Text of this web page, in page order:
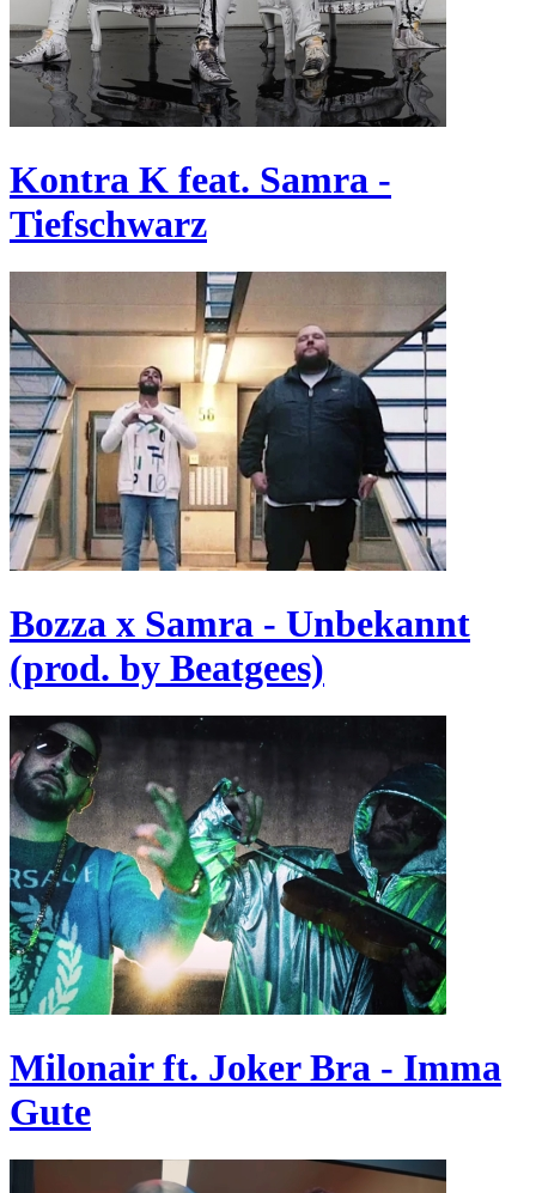
Kontra K feat. Samra -
Tiefschwarz
Bozza x Samra - Unbekannt
(prod. by Beatgees)
Milonair ft. Joker Bra - Imma
Gute